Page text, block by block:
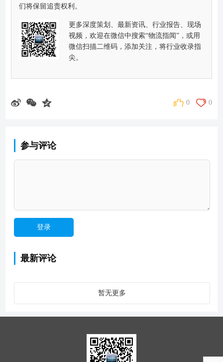
们将保留追责权利。
更多深度策划、最新资讯、行业报告、现场
视频，欢迎在微信中搜索“物流指闻”，或用
微信扫描二维码，添加关注，将行业收录指
尖。
0 0
参与评论
最新评论
暂无更多